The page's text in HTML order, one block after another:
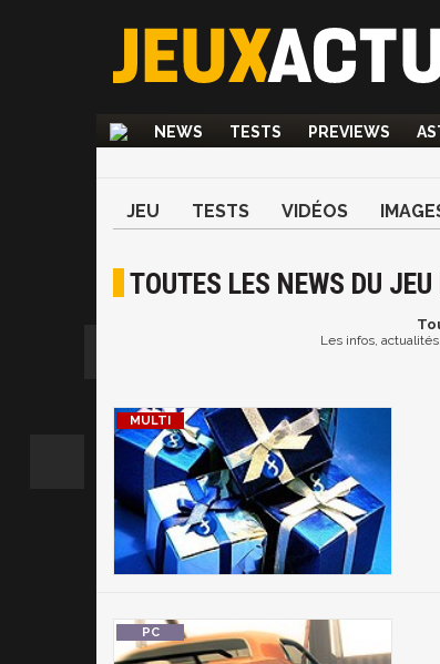
NEWS TESTS PREVIEWS
JEU TESTS VIDÉOS
TOUTES LES NEWS DU
Les infos,